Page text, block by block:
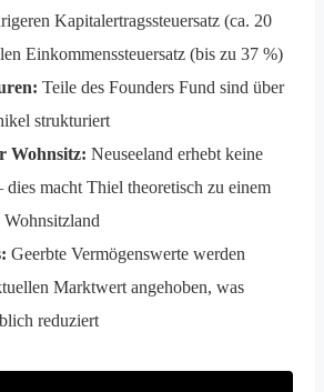
Kapitalertragssteuersatz (ca. 20
Einkommenssteuersatz (bis zu 37 %)
Teile des Founders Fund sind über
strukturiert
Wohnsitz: Neuseeland erhebt keine
dies macht Thiel theoretisch zu einem
Wohnsitzland
Geerbte Vermögenswerte werden
Marktwert angehoben, was
reduziert